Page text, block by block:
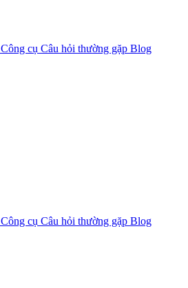
Công cụ Câu hỏi thường gặp Blog
Công cụ Câu hỏi thường gặp Blog